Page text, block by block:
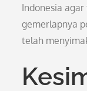
Indonesia
gemerlapnya
telah